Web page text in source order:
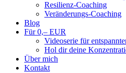
Resilienz-Coaching
Veränderungs-Coaching
Blog
Für 0,– EUR
Videoserie für
Hol dir deine
Über mich
Kontakt